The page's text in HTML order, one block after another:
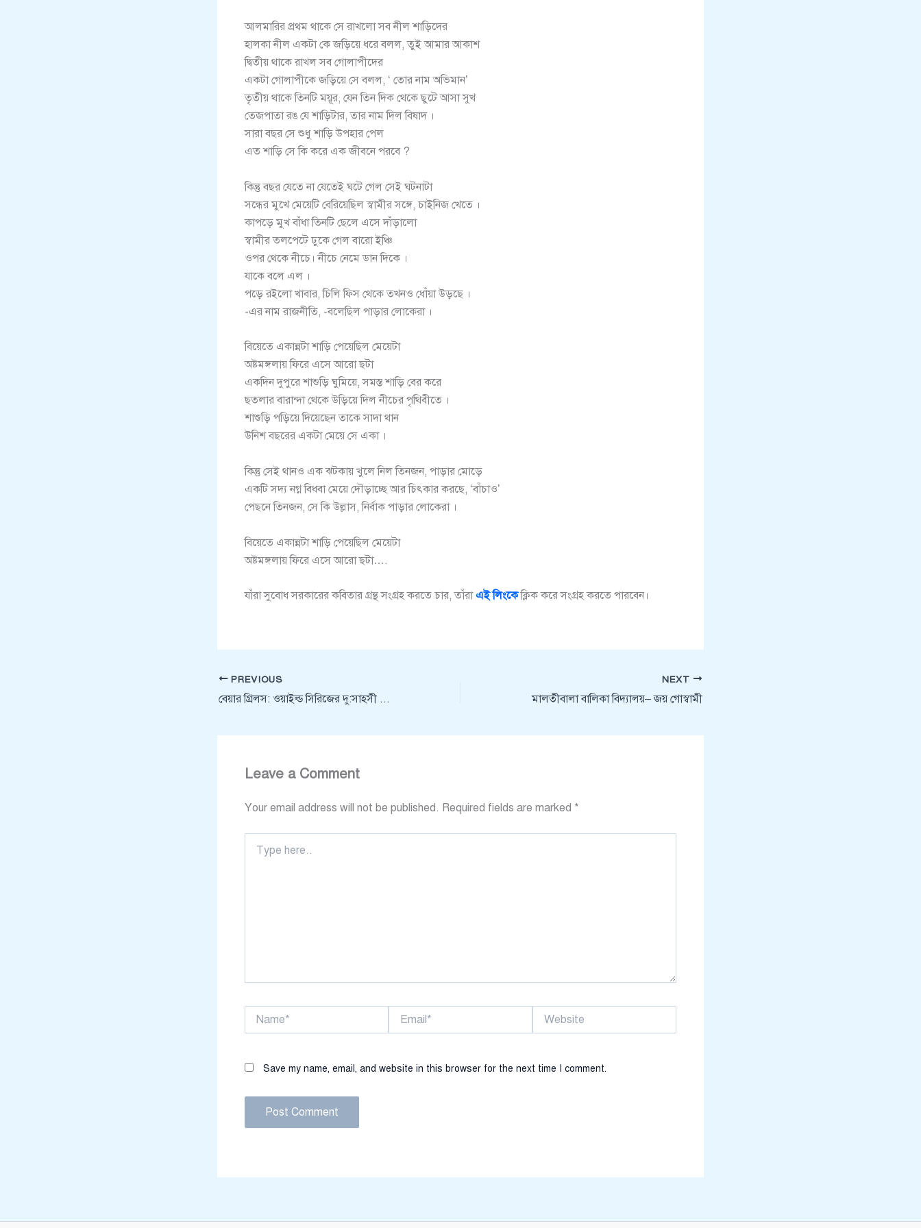
আলমারির প্রথম থাকে সে রাখলো সব নীল শাড়িদের
হালকা নীল একটা কে জড়িয়ে ধরে বলল, তুই আমার আকাশ
দ্বিতীয় থাকে রাখল সব গোলাপীদের
একটা গোলাপীকে জড়িয়ে সে বলল, ‘ তোর নাম অভিমান’
তৃতীয় থাকে তিনটি ময়ূর, যেন তিন দিক থেকে ছুটে আসা সুখ
তেজপাতা রঙ যে শাড়িটার, তার নাম দিল বিষাদ ।
সারা বছর সে শুধু শাড়ি উপহার পেল
এত শাড়ি সে কি করে এক জীবনে পরবে ?
কিন্তু বছর যেতে না যেতেই ঘটে গেল সেই ঘটনাটা
সন্ধের মুখে মেয়েটি বেরিয়েছিল স্বামীর সঙ্গে, চাইনিজ খেতে ।
কাপড়ে মুখ বাঁধা তিনটি ছেলে এসে দাঁড়ালো
স্বামীর তলপেটে ঢুকে গেল বারো ইঞ্চি
ওপর থেকে নীচে। নীচে নেমে ডান দিকে ।
যাকে বলে এল ।
পড়ে রইলো খাবার, চিলি ফিস থেকে তখনও ধোঁয়া উড়ছে ।
-এর নাম রাজনীতি, -বলেছিল পাড়ার লোকেরা ।
বিয়েতে একান্নটা শাড়ি পেয়েছিল মেয়েটা
অষ্টমঙ্গলায় ফিরে এসে আরো ছটা
একদিন দুপুরে শাশুড়ি ঘুমিয়ে, সমস্ত শাড়ি বের করে
ছতলার বারান্দা থেকে উড়িয়ে দিল নীচের পৃথিবীতে ।
শাশুড়ি পড়িয়ে দিয়েছেন তাকে সাদা থান
উনিশ বছরের একটা মেয়ে সে একা ।
কিন্তু সেই থানও এক ঝটকায় খুলে নিল তিনজন, পাড়ার মোড়ে
একটি সদ্য নগ্ন বিধবা মেয়ে দৌড়াচ্ছে আর চিৎকার করছে, ‘বাঁচাও’
পেছনে তিনজন, সে কি উল্লাস, নির্বাক পাড়ার লোকেরা ।
বিয়েতে একান্নটা শাড়ি পেয়েছিল মেয়েটা
অষ্টমঙ্গলায় ফিরে এসে আরো ছটা….
যাঁরা সুবোধ সরকারের কবিতার গ্রন্থ সংগ্রহ করতে চার, তাঁরাএই লিংকেক্লিক করে সংগ্রহ করতে পারবেন।
PREVIOUS
বেয়ার গ্রিলস: ওয়াইল্ড সিরিজের দু:সাহসী যোদ্ধার নেপথ্যের গল্প
NEXT
মালতীবালা বালিকা বিদ্যালয়– জয় গোস্বামী
Leave a Comment
Your email address will not be published. Required fields are marked *
here..
Save my name, email, and website in this browser for the next time I comment.